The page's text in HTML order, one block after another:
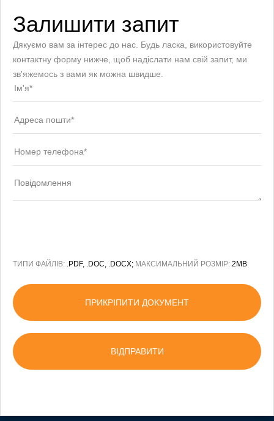
Залишити запит
Дякуємо вам за інтерес до нас. Будь ласка, використовуйте
контактну форму нижче, щоб надіслати нам свій запит, ми
зв'яжемось з вами як можна швидше.
ТИПИ ФАЙЛІВ: .PDF, .DOC, .DOCX; МАКСИМАЛЬНИЙ РОЗМІР: 2MB
ПРИКРІПИТИ ДОКУМЕНТ